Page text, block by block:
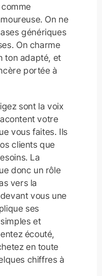
On ne
génériques
On charme
ton adapté, et
portée à
sont la voix
votre
vous faites. Ils
clients que
La
donc un rôle
vers la
vous une
ses
et
écouté,
en toute
chiffres à